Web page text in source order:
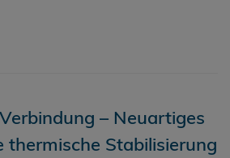
– Neuartiges
thermische Stabilisierung